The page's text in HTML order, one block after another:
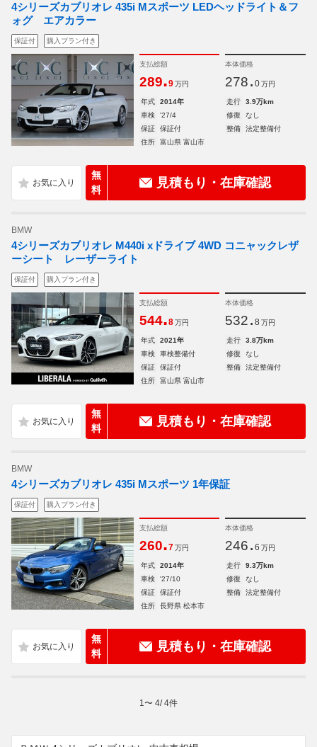
4シリーズカブリオレ 435i Mスポーツ LEDヘッドライト＆フ
ォグ エアカラー
保証付 購入プラン付き
支払総額
289.9 万円
本体価格
278. 0 万円
年式 2014年 走行
3.9万km
車検
'27/4 修復
なし
保証
保証付 整備
法定整備付
住所
富山県 富山市
無
料
見積もり・在庫確認
BMW
4シリーズカブリオレ M440i xドライブ 4WD コニャックレザ
ーシート レーザーライト
保証付 購入プラン付き
支払総額
544.8 万円
本体価格
532. 8 万円
年式 2021年 走行
3.8万km
車検
車検整備付 修復
なし
保証
保証付 整備
法定整備付
住所
富山県 富山市
無
料
見積もり・在庫確認
BMW
4シリーズカブリオレ 435i Mスポーツ 1年保証
保証付 購入プラン付き
支払総額
260.7 万円
本体価格
246. 6 万円
年式 2014年 走行
9.3万km
車検
'27/10 修復
なし
保証
保証付 整備
法定整備付
住所
長野県 松本市
無
料
見積もり・在庫確認
1 〜 4/4件